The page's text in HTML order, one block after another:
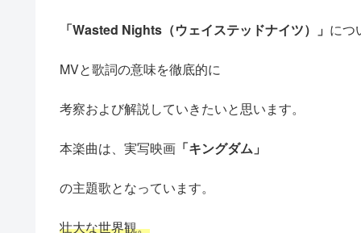
「Wasted Nights（ウェイステッドナイツ）」 につ
MVと歌詞の意味を徹底的に
考察および解説していきたいと思います。
本楽曲は、実写映画 「キングダム」
の主題歌となっています。
壮大な世界観。